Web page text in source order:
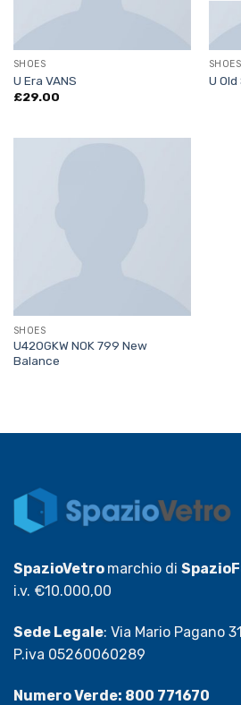
SHOES
U Era VANS
£29.00
SHOES
U Old
SHOES
U420GKW NOK 799 New
Balance
SpazioVetro marchio di
i.v. €10.000,00
Sede Legale: Via Mario Pagano
P.iva 05260060289
Numero Verde: 800 771670